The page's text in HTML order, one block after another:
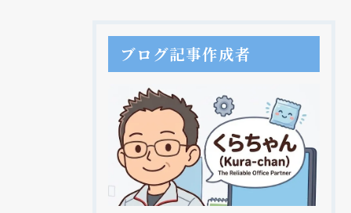
ブログ記事作成者